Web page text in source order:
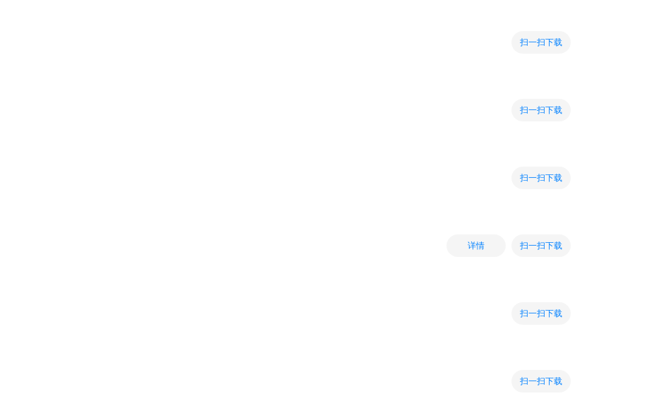
扫一扫下载
扫一扫下载
扫一扫下载
详情 扫一扫下载
扫一扫下载
扫一扫下载